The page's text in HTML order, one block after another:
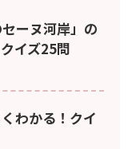
ーヌ河岸」の
イズ25問
わかる！クイ